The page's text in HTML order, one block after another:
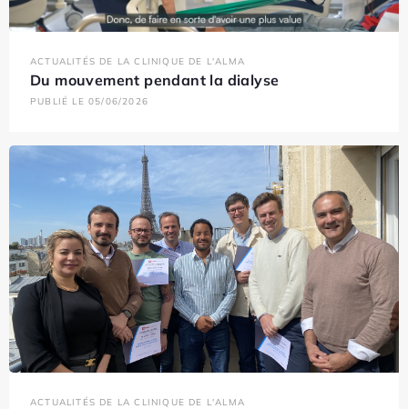
ACTUALITÉS DE LA CLINIQUE DE L'ALMA
Du mouvement pendant la dialyse
PUBLIÉ LE 05/06/2026
ACTUALITÉS DE LA CLINIQUE DE L'ALMA